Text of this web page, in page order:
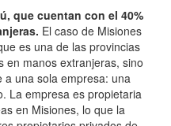
que cuentan con el 40%
El caso de Misiones
es una de las provincias
en manos extranjeras, sino
una sola empresa: una
La empresa es propietaria
en Misiones, lo que la